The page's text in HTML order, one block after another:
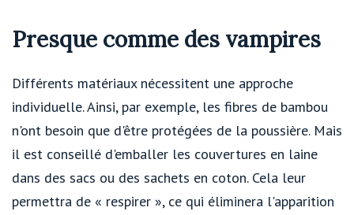
Presque comme des vampires
Différents matériaux nécessitent une approche
individuelle. Ainsi, par exemple, les fibres de bambou
n'ont besoin que d'être protégées de la poussière. Mais
il est conseillé d'emballer les couvertures en laine
dans des sacs ou des sachets en coton. Cela leur
permettra de « respirer », ce qui éliminera l'apparition